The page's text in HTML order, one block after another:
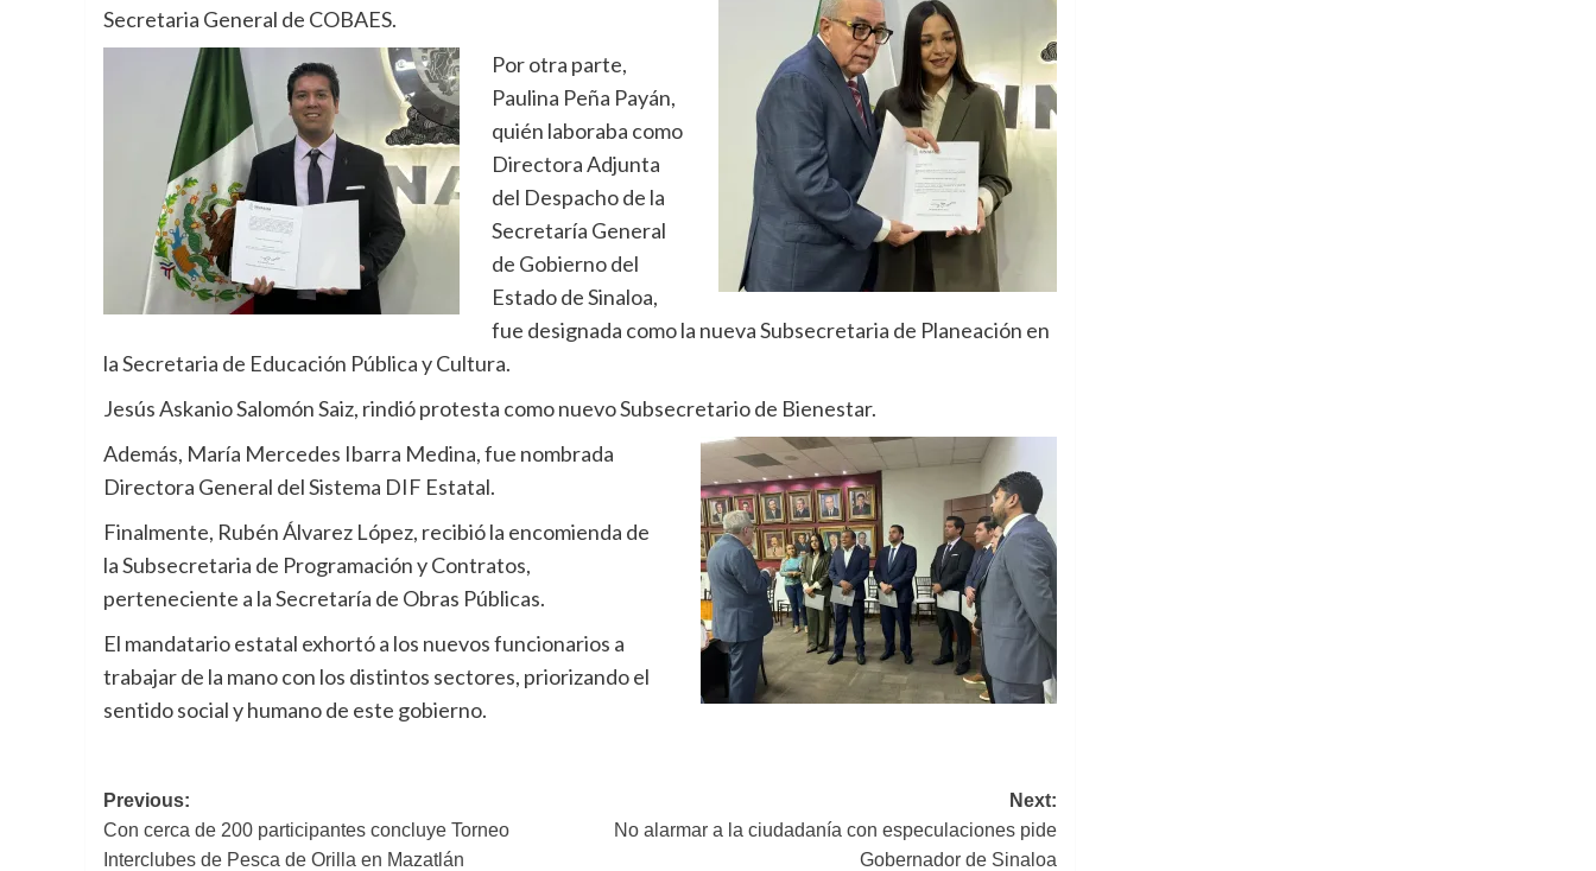
Secretaria General de COBAES.
Por otra parte,
Paulina Peña Payán,
quién laboraba como
Directora Adjunta
del Despacho de la
Secretaría General
de Gobierno del
Estado de Sinaloa,
fue designada como la nueva Subsecretaria de Planeación en
la Secretaria de Educación Pública y Cultura.
Jesús Askanio Salomón Saiz, rindió protesta como nuevo Subsecretario de Bienestar.
Además, María Mercedes Ibarra Medina, fue nombrada
Directora General del Sistema DIF Estatal.
Finalmente, Rubén Álvarez López, recibió la encomienda de
la Subsecretaria de Programación y Contratos,
perteneciente a la Secretaría de Obras Públicas.
El mandatario estatal exhortó a los nuevos funcionarios a
trabajar de la mano con los distintos sectores, priorizando el
sentido social y humano de este gobierno.
Post
navigation
Previous:
Con cerca de 200 participantes concluye Torneo
Interclubes de Pesca de Orilla en Mazatlán
Next:
No alarmar a la ciudadanía con especulaciones pide
Gobernador de Sinaloa